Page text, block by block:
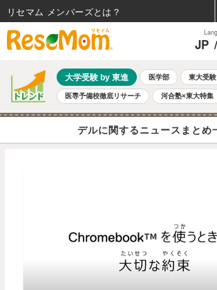
JP /
大学受験 by 東進 医学部 東大受験
医専予備校徹底リサーチ 河合塾×東大特集
親子で考える大学選び 高校受験 中学受験 小学
夏休み 8月開催学校説明会・相談会
デルに関するニュースまとめ
リセマム メンバーズ